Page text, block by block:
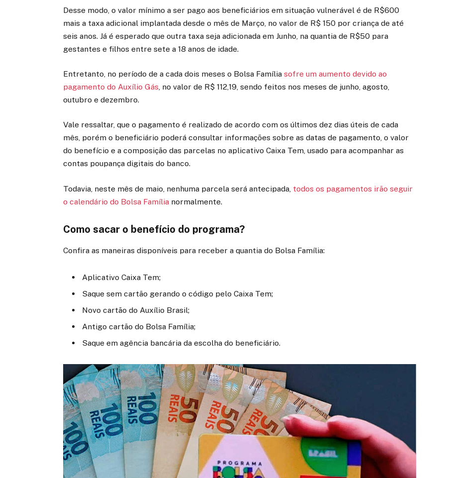
Desse modo, o valor mínimo a ser pago aos beneficiários em situação vulnerável é de R$600
mais a taxa adicional implantada desde o mês de Março, no valor de R$ 150 por criança de até
seis anos. Já é esperado que outra taxa seja adicionada em Junho, na quantia de R$50 para
gestantes e filhos entre sete a 18 anos de idade.
Entretanto, no período de a cada dois meses o Bolsa Famíliasofre um aumento devido ao
pagamento do Auxílio Gás, no valor de R$ 112,19, sendo feitos nos meses de junho, agosto,
outubro e dezembro.
Vale ressaltar, que o pagamento é realizado de acordo com os últimos dez dias úteis de cada
mês, porém o beneficiário poderá consultar informações sobre as datas de pagamento, o valor
do benefício e a composição das parcelas no aplicativo Caixa Tem, usado para acompanhar as
contas poupança digitais do banco.
Todavia, neste mês de maio, nenhuma parcela será antecipada, todos os pagamentos irão seguir
o calendário do Bolsa Família normalmente.
Como sacar o benefício do programa?
Confira as maneiras disponíveis para receber a quantia do Bolsa Família:
Aplicativo Caixa Tem;
Saque sem cartão gerando o código pelo Caixa Tem;
Novo cartão do Auxílio Brasil;
Antigo cartão do Bolsa Família;
Saque em agência bancária da escolha do beneficiário.